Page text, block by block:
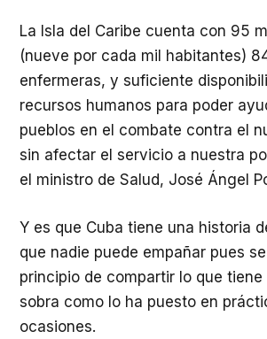
La Isla del Caribe cuenta con 95
(nueve por cada mil habitantes)
enfermeras, y suficiente
recursos humanos para poder
pueblos en el combate contra el
sin afectar el servicio a nuestra
el ministro de Salud, José Ángel
Y es que Cuba tiene una historia
que nadie puede empañar pues
principio de compartir lo que tiene
sobra como lo ha puesto en
ocasiones.